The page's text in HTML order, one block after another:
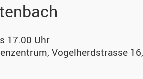
17.00 Uhr
, Vogelherdstrasse 16,